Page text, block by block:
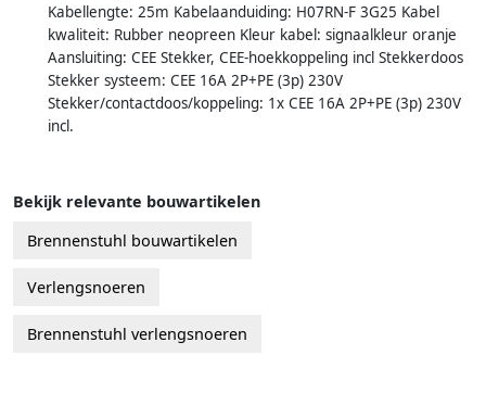
Kabellengte: 25m Kabelaanduiding: H07RN-F 3G25 Kabel
kwaliteit: Rubber neopreen Kleur kabel: signaalkleur oranje
Aansluiting: CEE Stekker, CEE-hoekkoppeling incl Stekkerdoos
Stekker systeem: CEE 16A 2P+PE (3p) 230V
Stekker/contactdoos/koppeling: 1x CEE 16A 2P+PE (3p) 230V
incl.
Bekijk relevante bouwartikelen
Brennenstuhl bouwartikelen
Verlengsnoeren
Brennenstuhl verlengsnoeren